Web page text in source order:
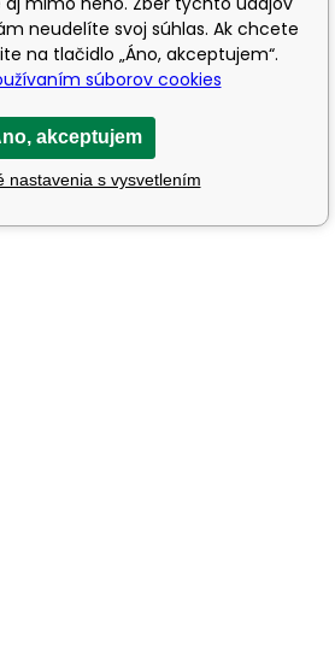
neudelíte svoj súhlas. Ak chcete
na tlačidlo „Áno, akceptujem“.
súborov cookies
akceptujem
nastavenia s vysvetlením